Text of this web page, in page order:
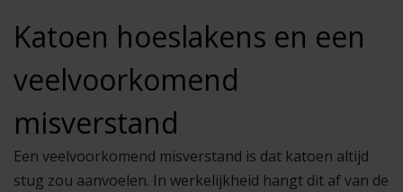
Katoen hoeslakens en een
veelvoorkomend
misverstand
Een veelvoorkomend misverstand is dat katoen altijd
stug zou aanvoelen. In werkelijkheid hangt dit af van de